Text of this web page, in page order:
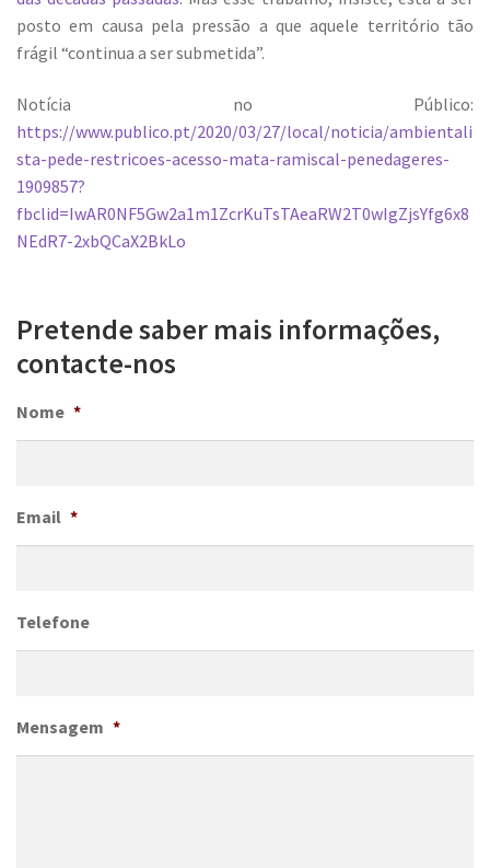
posto em causa pela pressão a que aquele território tão
frágil “continua a ser submetida”.
Notícia no Público:
https://www.publico.pt/2020/03/27/local/noticia/ambientali
sta-pede-restricoes-acesso-mata-ramiscal-penedageres-
1909857?
fbclid=IwAR0NF5Gw2a1m1ZcrKuTsTAeaRW2T0wIgZjsYfg6x8
NEdR7-2xbQCaX2BkLo
Pretende saber mais informações,
contacte-nos
Nome *
Email *
Telefone
Mensagem *